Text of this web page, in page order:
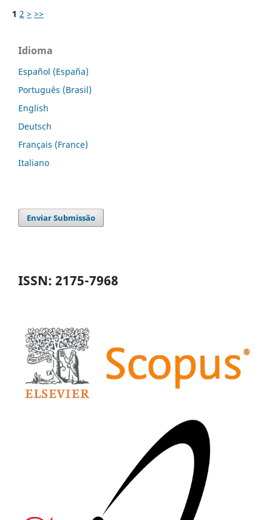
1 2 > >>
Idioma
Español (España)
Português (Brasil)
English
Deutsch
Français (France)
Italiano
Enviar Submissão
ISSN: 2175-7968